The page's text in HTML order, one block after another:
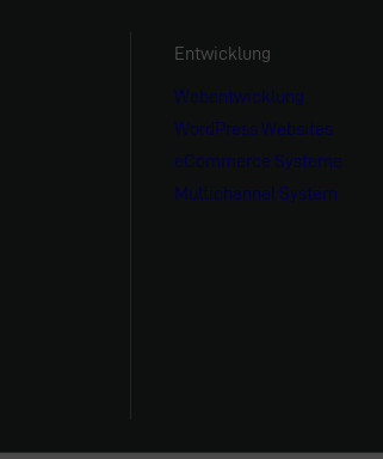
Entwicklung
Webentwicklung
WordPress Websites
eCommerce Systeme
Multichannel System